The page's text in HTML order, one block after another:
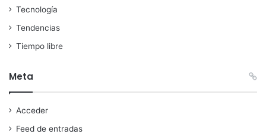
Tecnología
Tendencias
Tiempo libre
Meta
Acceder
Feed de entradas